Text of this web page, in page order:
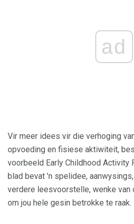
ad
Vir meer idees vir die verhoging
opvoeding en fisiese aktiwiteit,
voorbeeld Early Childhood Activity
blad bevat 'n spelidee,
verdere leesvoorstelle, wenke van
om jou hele gesin betrokke te raak.